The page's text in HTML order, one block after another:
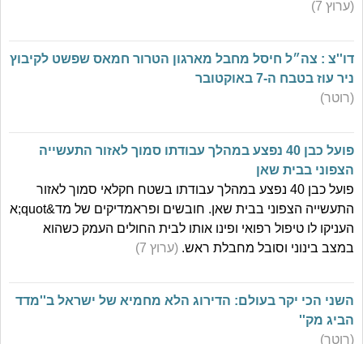
(ערוץ 7)
דו''צ : צה״ל חיסל מחבל מארגון הטרור חמאס שפשט לקיבוץ
ניר עוז בטבח ה-7 באוקטובר
(רוטר)
פועל כבן 40 נפצע במהלך עבודתו סמוך לאזור התעשייה
הצפוני בבית שאן
פועל כבן 40 נפצע במהלך עבודתו בשטח חקלאי סמוך לאזור
התעשייה הצפוני בבית שאן. חובשים ופראמדיקים של מד&quot;א
העניקו לו טיפול רפואי ופינו אותו לבית החולים העמק כשהוא
במצב בינוני וסובל מחבלת ראש. (ערוץ 7)
השני הכי יקר בעולם: הדירוג הלא מחמיא של ישראל ב''מדד
הביג מק''
(רוטר)